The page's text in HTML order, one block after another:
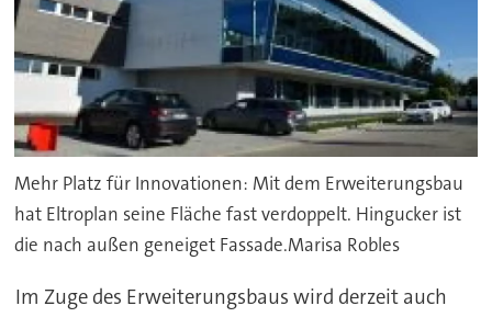
Mehr Platz für Innovationen: Mit dem Erweiterungsbau
hat Eltroplan seine Fläche fast verdoppelt. Hingucker ist
die nach außen geneiget Fassade.Marisa Robles
Im Zuge des Erweiterungsbaus wird derzeit auch